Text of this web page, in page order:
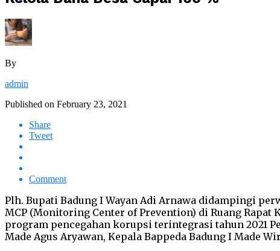
By
admin
Published on February 23, 2021
Share
Tweet
Comment
Plh. Bupati Badung I Wayan Adi Arnawa didampingi
MCP (Monitoring Center of Prevention) di Ruang Rapat
program pencegahan korupsi terintegrasi tahun 2021
Made Agus Aryawan, Kepala Bappeda Badung I Made